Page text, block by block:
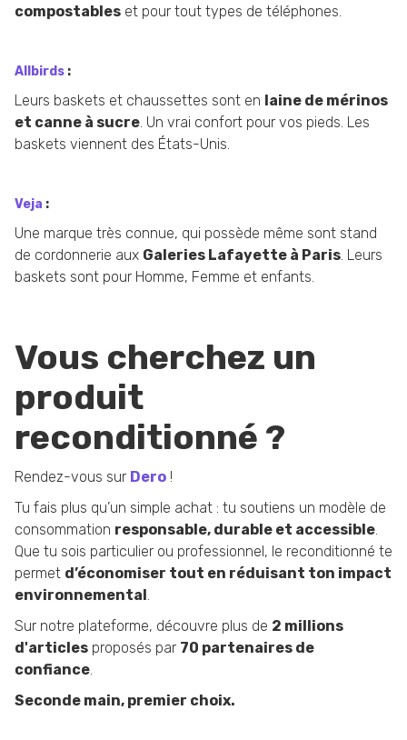
compostables et pour tout types de téléphones.
Allbirds :
Leurs baskets et chaussettes sont en laine de mérinos
et canne à sucre. Un vrai confort pour vos pieds. Les
baskets viennent des États-Unis.
Veja :
Une marque très connue, qui possède même sont stand
de cordonnerie aux Galeries Lafayette à Paris. Leurs
baskets sont pour Homme, Femme et enfants.
Vous cherchez un
produit
reconditionné ?
Rendez-vous sur Dero !
Tu fais plus qu’un simple achat : tu soutiens un modèle de
consommation responsable, durable et accessible.
Que tu sois particulier ou professionnel, le reconditionné te
permet d’économiser tout en réduisant ton impact
environnemental .
Sur notre plateforme, découvre plus de 2 millions
d'articles proposés par 70 partenaires de
confiance.
Seconde main, premier choix.